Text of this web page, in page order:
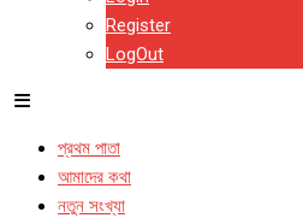
Register
LogOut
প্রথম পাতা
আমাদের কথা
নতুন সংখ্যা